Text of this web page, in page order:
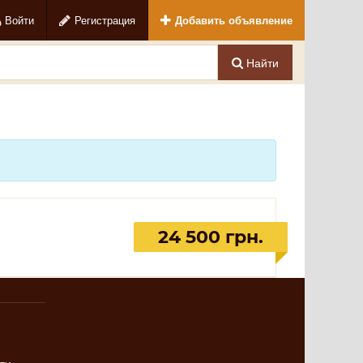
Войти Регистрация Добавить объявление
Найти
24 500 грн.